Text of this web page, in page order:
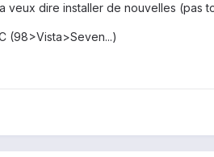
veux dire installer de nouvelles (pas
(98>Vista>Seven...)